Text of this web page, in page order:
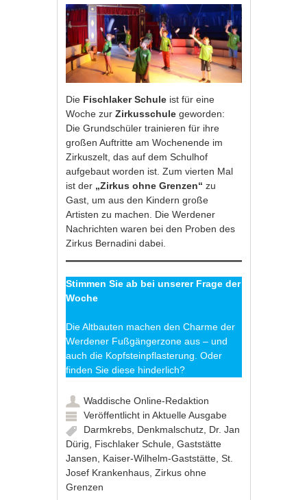
Die Fischlaker Schule ist für eine
Woche zurZirkusschulegeworden:
Die Grundschüler trainieren für ihre
großen Auftritte am Wochenende im
Zirkuszelt, das auf dem Schulhof
aufgebaut worden ist. Zum vierten Mal
ist der „Zirkus ohne Grenzen“ zu
Gast, um aus den Kindern große
Artisten zu machen. Die Werdener
Nachrichten waren bei den Proben des
Zirkus Bernadini dabei.
Stimmen Sie ab bei unserer Frage der
Woche
Die Altbauten machen den Charme der
Werdener Fußgängerzone aus – und
auch die Kopfsteinpflasterung. Oder
finden Sie diese hinderlich?
Waddische Online-Redaktion
Veröffentlicht inAktuelle Ausgabe
Darmkrebs Denkmalschutz Dr. Jan
Dürig
Fischlaker Schule ,Gaststätte
Jansen
Kaiser-Wilhelm-Gaststätte ,St.
Josef Krankenhaus ,Zirkus ohne
Grenzen